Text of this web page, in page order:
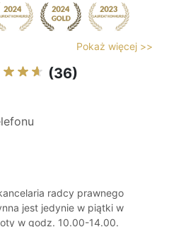
Pokaż więcej >>
(36)
radcy prawnego
jest jedynie w piątki w
w godz. 10.00-14.00.